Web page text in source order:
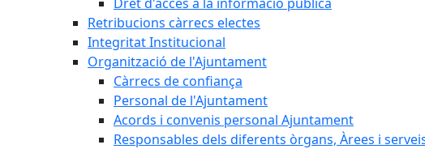
Retribucions càrrecs electes
Integritat Institucional
Organització de l'Ajuntament
Càrrecs de confiança
Personal de l'Ajuntament
Acords i convenis personal Ajuntament
Responsables dels diferents òrgans, Àrees i